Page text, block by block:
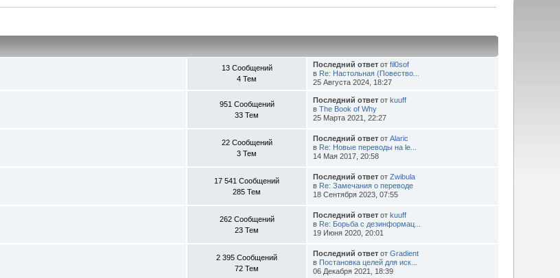
13 Сообщений
4 Тем
Последний ответот fil0sof
в Re: Настольная (Повество...
25 Августа 2024, 18:27
951 Сообщений
33 Тем
Последний ответот kuuff
в The Book of Why
25 Марта 2021, 22:27
22 Сообщений
3 Тем
Последний ответот Alaric
в Re: Новые переводы на le...
14 Мая 2017, 20:58
17 541 Сообщений
285 Тем
Последний ответот Zwibula
в Re: Замечания о переводе
18 Сентября 2023, 07:55
262 Сообщений
23 Тем
Последний ответот kuuff
в Re: Борьба с дезинформац...
19 Июня 2020, 20:01
2 395 Сообщений
72 Тем
Последний ответот Gradient
в Постановка целей для иск...
06 Декабря 2021, 18:39